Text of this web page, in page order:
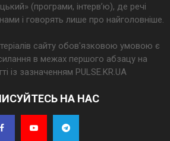
(програми, інтерв’ю), де речі
і говорять лише про найголовніше.
сайту обов'язковою умовою є
в межах першого абзацу на
із зазначенням PULSE.KR.UA
НА НАС